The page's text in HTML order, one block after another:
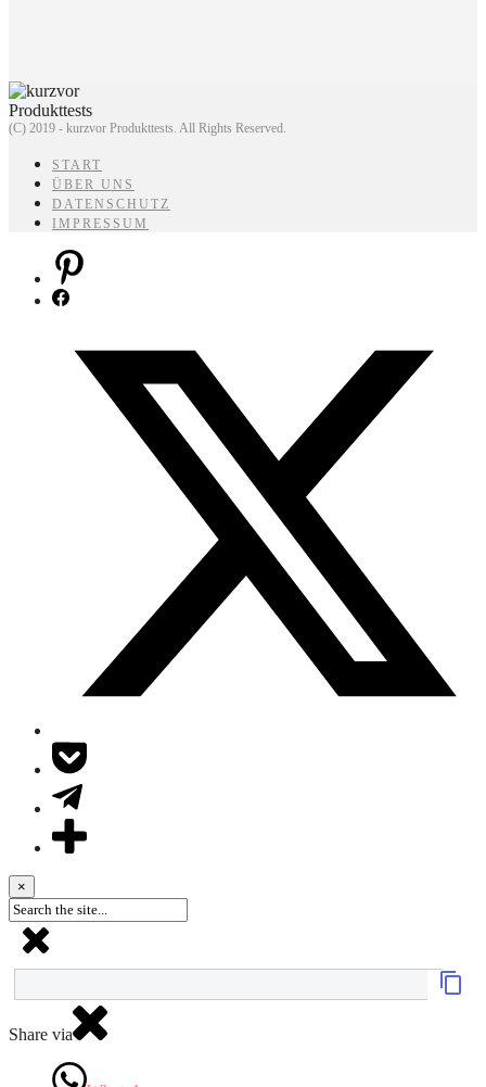
(C) 2019 - kurzvor Produkttests. All Rights Reserved.
START
ÜBER UNS
DATENSCHUTZ
IMPRESSUM
×
Share via